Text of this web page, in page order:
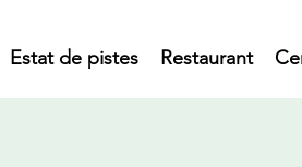
Estat de pistes Restaurant